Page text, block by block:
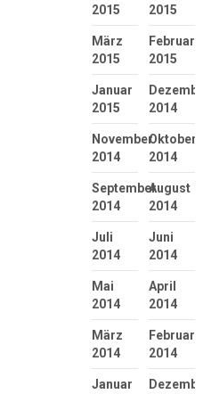
2015
2015
März
2015
Februar
2015
Januar
2015
2014
November
2014
Oktober
2014
September
2014
August
2014
Juli
2014
Juni
2014
Mai
2014
April
2014
März
2014
Februar
2014
Januar